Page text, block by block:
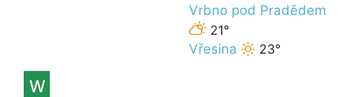
Vrbno pod Pradědem
21°
Vřesina
23°
W